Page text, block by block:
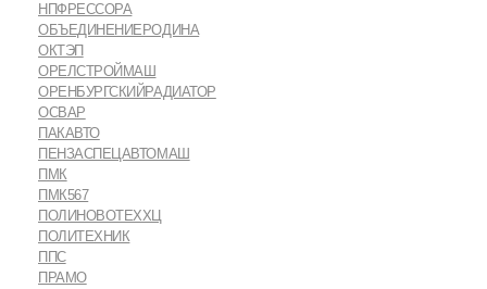
НПФРЕССОРА
ОБЪЕДИНЕНИЕРОДИНА
ОКТЭП
ОРЕЛСТРОЙМАШ
ОРЕНБУРГСКИЙРАДИАТОР
ОСВАР
ПАКАВТО
ПЕНЗАСПЕЦАВТОМАШ
ПМК
ПМК567
ПОЛИНОВОТЕХХЦ
ПОЛИТЕХНИК
ППС
ПРАМО